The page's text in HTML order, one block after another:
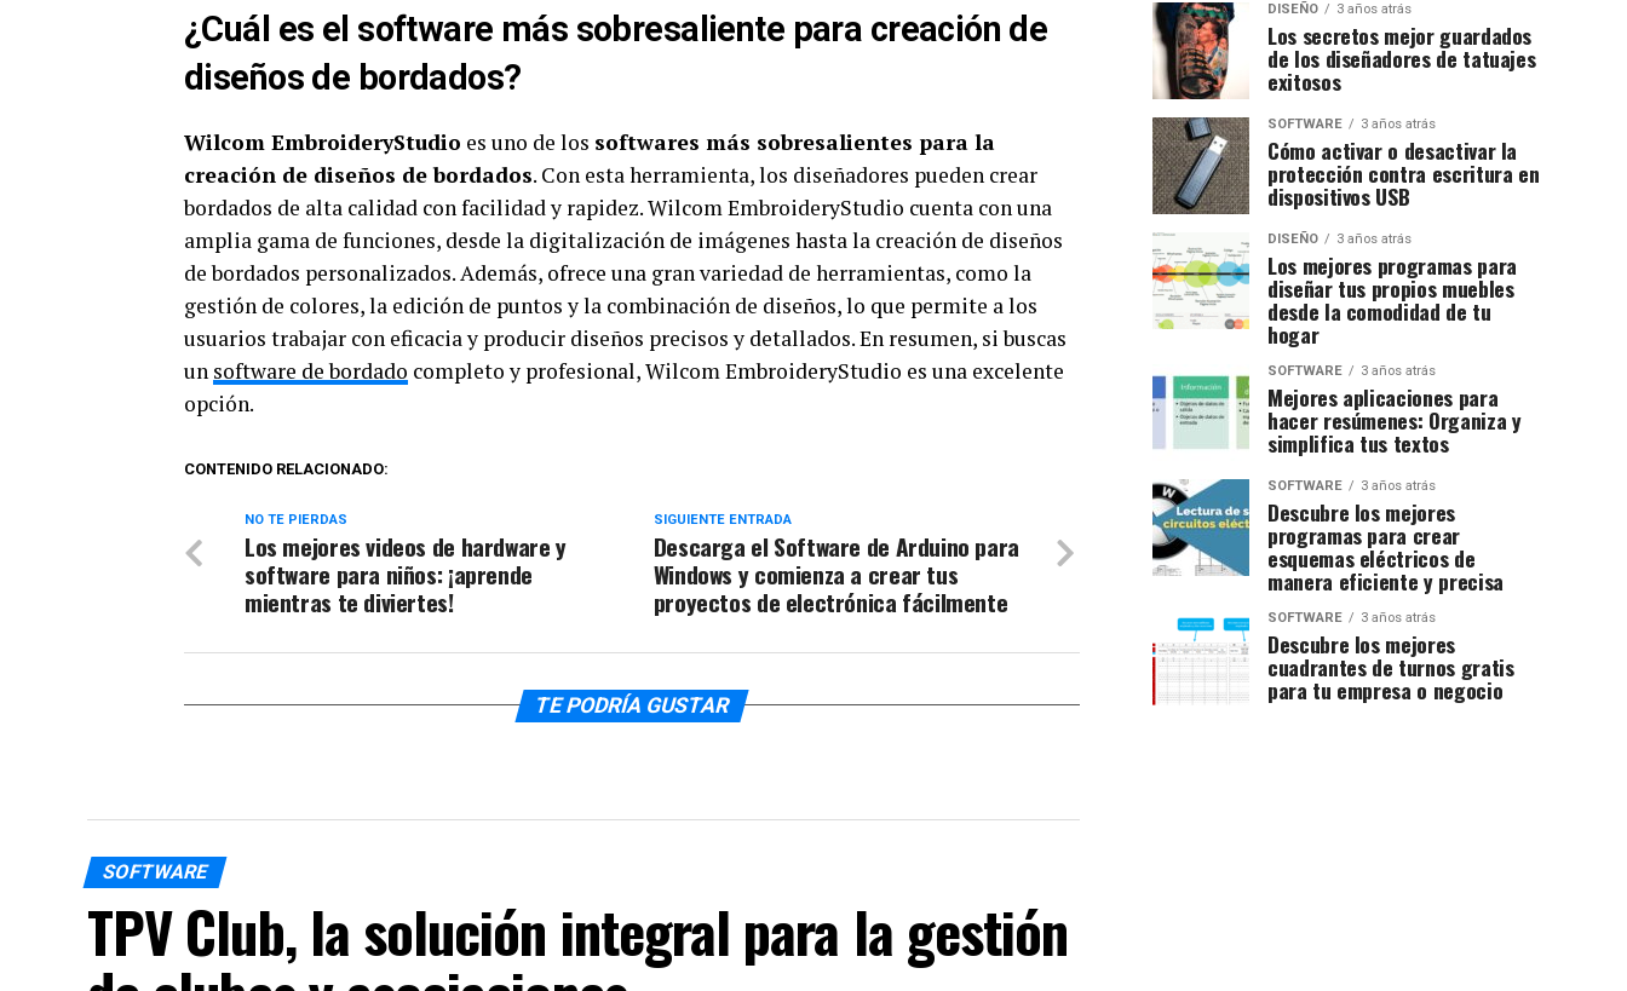
¿Cuál es el software más sobresaliente para creación de
diseños de bordados?
Wilcom EmbroideryStudio es uno de los softwares más sobresalientes para la
creación de diseños de bordados. Con esta herramienta, los diseñadores pueden crear
bordados de alta calidad con facilidad y rapidez. Wilcom EmbroideryStudio cuenta con una
amplia gama de funciones, desde la digitalización de imágenes hasta la creación de diseños
de bordados personalizados. Además, ofrece una gran variedad de herramientas, como la
gestión de colores, la edición de puntos y la combinación de diseños, lo que permite a los
usuarios trabajar con eficacia y producir diseños precisos y detallados. En resumen, si buscas
un software de bordado completo y profesional, Wilcom EmbroideryStudio es una excelente
opción.
CONTENIDO RELACIONADO:
SIGUIENTE ENTRADA
Descarga el Software de Arduino para
Windows y comienza a crear tus
proyectos de electrónica fácilmente
NO TE PIERDAS
Los mejores videos de hardware y
software para niños: ¡aprende
mientras te diviertes!
TE PODRÍA GUSTAR
SOFTWARE
TPV Club, la solución integral para la gestión
DISEÑO 3 años atrás
Los secretos mejor guardados
de los diseñadores de tatuajes
exitosos
SOFTWARE 3 años atrás
Cómo activar o desactivar la
protección contra escritura en
dispositivos USB
DISEÑO 3 años atrás
Los mejores programas para
diseñar tus propios muebles
desde la comodidad de tu
hogar
SOFTWARE 3 años atrás
Mejores aplicaciones para
hacer resúmenes: Organiza y
simplifica tus textos
SOFTWARE 3 años atrás
Descubre los mejores
programas para crear
esquemas eléctricos de
manera eficiente y precisa
SOFTWARE 3 años atrás
Descubre los mejores
cuadrantes de turnos gratis
para tu empresa o negocio